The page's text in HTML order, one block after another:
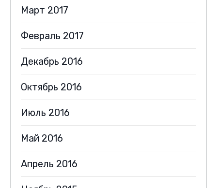
Март 2017
Февраль 2017
Декабрь 2016
Октябрь 2016
Июль 2016
Май 2016
Апрель 2016